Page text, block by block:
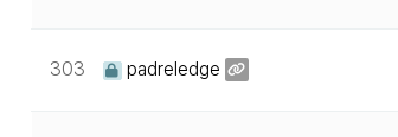
303 padreledge